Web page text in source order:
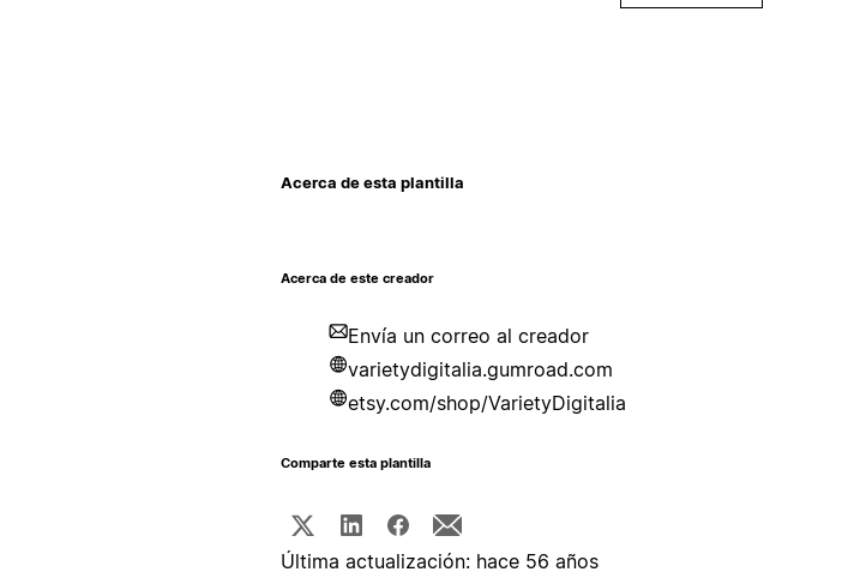
Acerca de esta plantilla
Acerca de este creador
Envía un correo al creador
varietydigitalia.gumroad.com
etsy.com/shop/VarietyDigitalia
Comparte esta plantilla
Última actualización: hace 56 años